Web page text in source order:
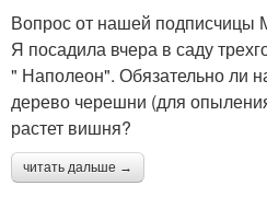
Вопрос от нашей подписчицы
Я посадила вчера в саду
" Наполеон". Обязательно ли
дерево черешни (для
растет вишня?
читать дальше →